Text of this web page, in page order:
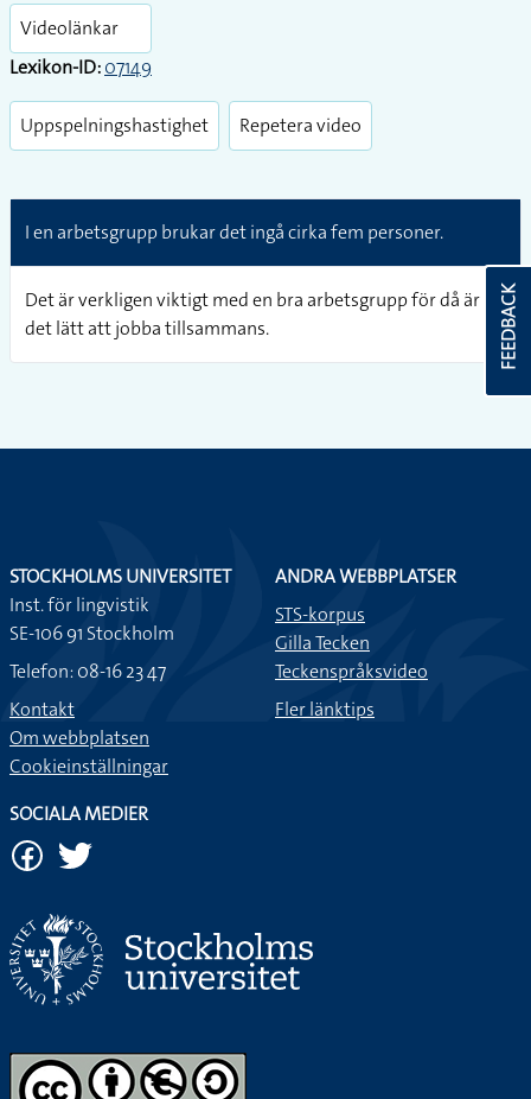
Videolänkar
Lexikon-ID:07149
Uppspelningshastighet Repetera video
I en arbetsgrupp brukar det ingå cirka fem personer.
Det är verkligen viktigt med en bra arbetsgrupp för då är
det lätt att jobba tillsammans.
FEEDBACK
STOCKHOLMS UNIVERSITET
Inst. för lingvistik
SE-106 91 Stockholm
Telefon: 08-16 23 47
Kontakt
Om webbplatsen
Cookieinställningar
ANDRA WEBBPLATSER
STS-korpus
Gilla Tecken
Teckenspråksvideo
Fler länktips
SOCIALA MEDIER